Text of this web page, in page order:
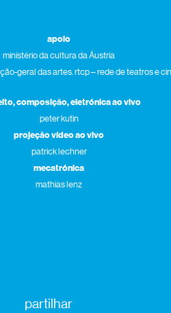
apoio
ministério da cultura da Áustria
geral das artes. rtcp – rede de teatros e
composição, eletrónica ao vivo
peter kutin
projeção vídeo ao vivo
patrick lechner
mecatrónica
mathias lenz
partilhar